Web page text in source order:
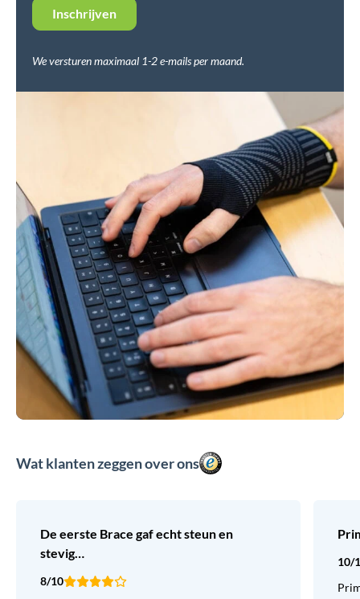
We versturen maximaal 1-2 e-mails per maand.
Wat klanten zeggen over ons
De eerste Brace gaf echt steun en
stevig…
8/10
10/